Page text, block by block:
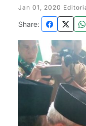
Jan 01, 2020
Share: